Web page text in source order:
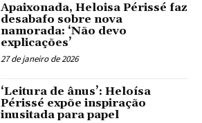
Apaixonada, Heloisa Périssé faz
desabafo sobre nova
namorada: ‘Não devo
explicações’
27 de janeiro de 2026
‘Leitura de ânus’: Heloísa
Périssé expõe inspiração
inusitada para papel